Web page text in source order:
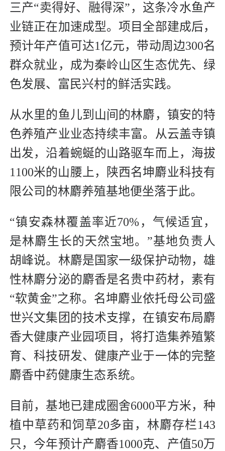
三产“卖得好、融得深”，这条冷水鱼产
业链正在加速成型。项目全部建成后，
预计年产值可达1亿元，带动周边300名
群众就业，成为秦岭山区生态优先、绿
色发展、富民兴村的鲜活实践。
从水里的鱼儿到山间的林麝，镇安的特
色养殖产业业态持续丰富。从云盖寺镇
出发，沿着蜿蜒的山路驱车而上，海拔
1100米的山腰上，陕西名坤麝业科技有
限公司的林麝养殖基地便坐落于此。
“镇安森林覆盖率近70%，气候适宜，
是林麝生长的天然宝地。”基地负责人
胡峰说。林麝是国家一级保护动物，雄
性林麝分泌的麝香是名贵中药材，素有
“软黄金”之称。名坤麝业依托母公司盛
世兴文集团的技术支撑，在镇安布局麝
香大健康产业园项目，将打造集养殖繁
育、科技研发、健康产业于一体的完整
麝香中药健康生态系统。
目前，基地已建成圈舍6000平方米，种
植中草药和饲草20多亩，林麝存栏143
只，今年预计产麝香1000克、产值50万